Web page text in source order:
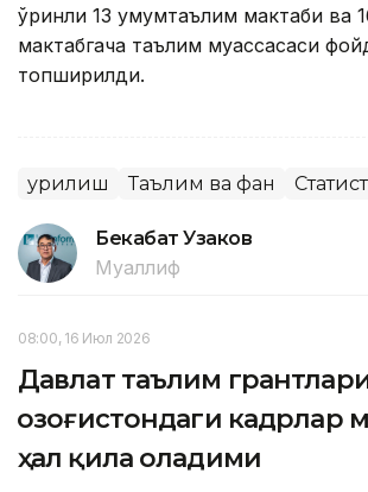
ўринли 13 умумтаълим мактаби ва
мактабгача таълим муассасаси
топширилди.
Қурилиш Таълим ва фан
Бекабат Узаков
Муаллиф
08:00, 16 Июл 2026
Давлат таълим
Қозоғистондаги кадрлар
ҳал қила оладими